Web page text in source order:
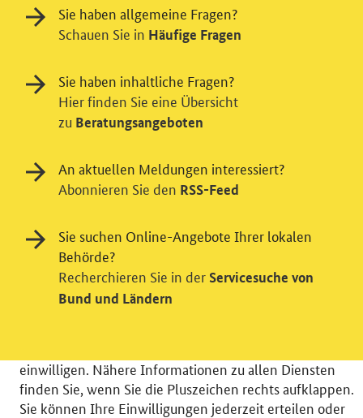
Einwilligung in Tracking und / oder
Videodienst
Wir bitten Sie an dieser Stelle um Ihre Einwilligung für
verschiedene Zusatzdienste unserer Webseite: Wir
möchten die Nutzeraktivität mit Hilfe
datenschutzfreundlicher Statistiken verstehen, um
einwilligen. Nähere Informationen zu allen Diensten
finden Sie, wenn Sie die Pluszeichen rechts aufklappen.
Sie können Ihre Einwilligungen jederzeit erteilen oder
Sie haben allgemeine Fragen?
Schauen Sie in Häufige Fragen
Sie haben inhaltliche Fragen?
Hier finden Sie eine Übersicht
zu Beratungsangeboten
An aktuellen Meldungen interessiert?
Abonnieren Sie den RSS-Feed
Sie suchen Online-Angebote Ihrer lokalen
Behörde?
Recherchieren Sie in der Servicesuche von
Bund und Ländern